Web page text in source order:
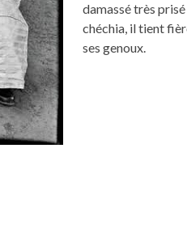
damassé très
chéchia, il tient
ses genoux.